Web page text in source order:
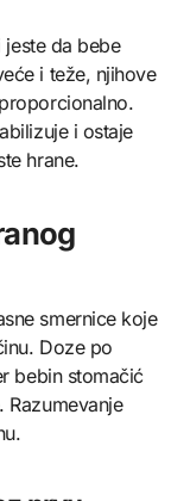
da bebe
i teže, njihove
i ostaje
hrane.
smernice koje
Doze po
bebin stomačić
Razumevanje